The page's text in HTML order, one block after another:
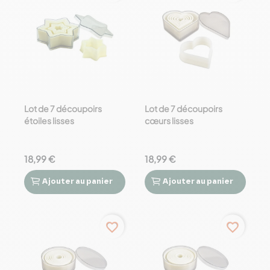
Lot de 7 découpoirs
étoiles lisses
18,99 €
 
Ajouter au panier
Lot de 7 découpoirs
cœurs lisses
18,99 €
 
Ajouter au panier
favorite_border favorite_border